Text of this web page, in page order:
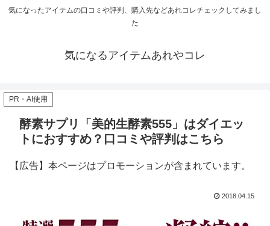
気になったアイテムの口コミや評判、購入先などあれコレチェックしてみまし
た
気になるアイテムあれやコレ
PR・AI使用
酵素サプリ「美的生酵素555」はダイエッ
トにおすすめ？口コミや評判はこちら
【広告】本ページはプロモーションが含まれています。
2018.04.15